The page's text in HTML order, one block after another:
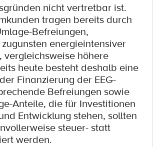
nicht vertretbar ist.
tragen bereits durch
Befreiungen,
energieintensiver
vergleichsweise höhere
heute besteht deshalb eine
Finanzierung der EEG-
Befreiungen sowie
Anteile, die für Investitionen
Entwicklung stehen, sollten
steuer- statt
werden.